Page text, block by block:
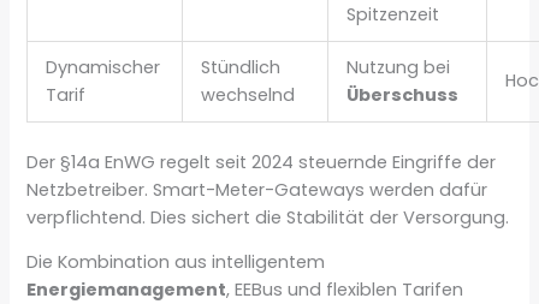
Spitzenzeit
Dynamischer
Tarif
Stündlich
wechselnd
Nutzung bei
Überschuss
Der §14a EnWG regelt seit 2024 steuernde Eingriffe der
Netzbetreiber. Smart-Meter-Gateways werden dafür
verpflichtend. Dies sichert die Stabilität der Versorgung.
Die Kombination aus intelligentem
Energiemanagement, EEBus und flexiblen Tarifen